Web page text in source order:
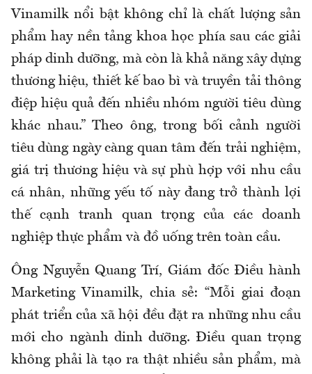
Vinamilk nổi bật không chỉ là chất lượng sản
phẩm hay nền tảng khoa học phía sau các giải
pháp dinh dưỡng, mà còn là khả năng xây dựng
thương hiệu, thiết kế bao bì và truyền tải thông
điệp hiệu quả đến nhiều nhóm người tiêu dùng
khác nhau.” Theo ông, trong bối cảnh người
tiêu dùng ngày càng quan tâm đến trải nghiệm,
giá trị thương hiệu và sự phù hợp với nhu cầu
cá nhân, những yếu tố này đang trở thành lợi
thế cạnh tranh quan trọng của các doanh
nghiệp thực phẩm và đồ uống trên toàn cầu.
Ông Nguyễn Quang Trí, Giám đốc Điều hành
Marketing Vinamilk, chia sẻ: “Mỗi giai đoạn
phát triển của xã hội đều đặt ra những nhu cầu
mới cho ngành dinh dưỡng. Điều quan trọng
không phải là tạo ra thật nhiều sản phẩm, mà